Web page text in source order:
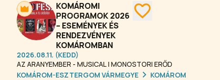
KOMÁROMI
PROGRAMOK 2026
– ESEMÉNYEK ÉS
RENDEZVÉNYEK
KOMÁROMBAN
2026.08.11. (KEDD)
AZ ARANYEMBER - MUSICAL | MONOSTORI ERŐD
KOMÁROM-ESZTERGOM VÁRMEGYE
KOMÁROM